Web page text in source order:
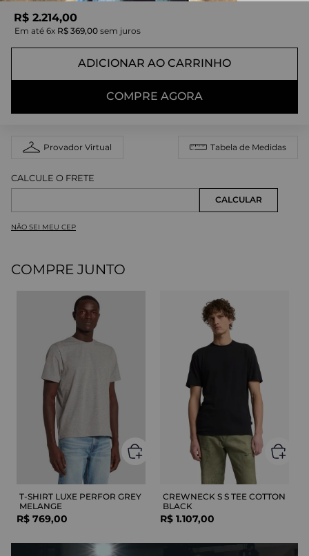
R$ 2.214,00
Em até 6x R$ 369,00 sem juros
ADICIONAR AO CARRINHO
COMPRE AGORA
Provador Virtual Tabela de Medidas
NÃO SEI MEU CEP
COMPRE JUNTO
T-SHIRT LUXE PERFOR GREY
MELANGE
R$ 769,00
CREWNECK S S TEE COTTON
BLACK
R$ 1.107,00